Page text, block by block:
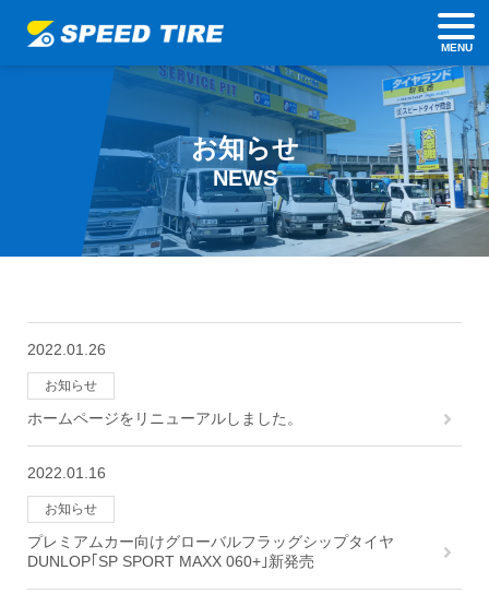
MENU
お知らせ
NEWS
2022.01.26
お知らせ
ホームページをリニューアルしました。
2022.01.16
お知らせ
プレミアムカー向けグローバルフラッグシップタイヤ
DUNLOP｢SP SPORT MAXX 060+｣新発売